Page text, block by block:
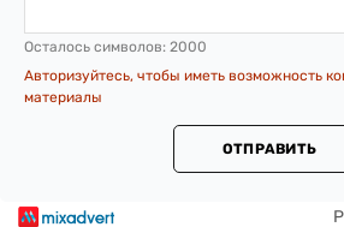
Осталось символов: 2000
Авторизуйтесь, чтобы иметь возможность
материалы
ОТПРАВИТЬ